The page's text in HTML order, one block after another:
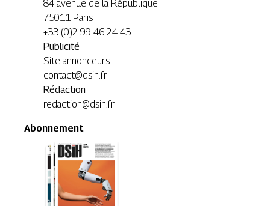
84 avenue de la République
75011 Paris
+33 (0)2 99 46 24 43
Publicité
Site annonceurs
contact@dsih.fr
Rédaction
redaction@dsih.fr
Abonnement